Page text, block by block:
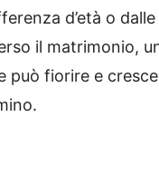
d’età o
il matrimonio,
può fiorire e